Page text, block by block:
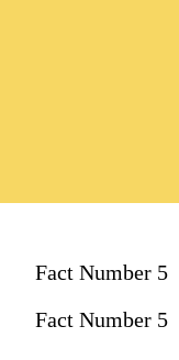
Fact Number 5
Fact Number 5